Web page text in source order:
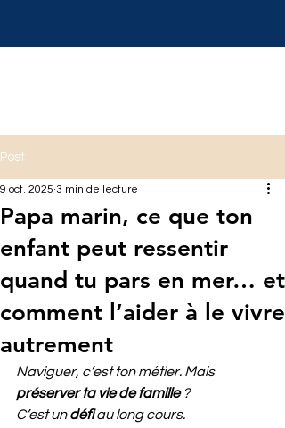
Post
Papa marin, ce que ton
enfant peut ressentir
quand tu pars en mer… et
comment l’aider à le vivre
autrement
9 oct. 2025 3 min de lecture
Naviguer, c’est ton métier. Mais
préserver ta vie de famille ?
C’est un défi au long cours.